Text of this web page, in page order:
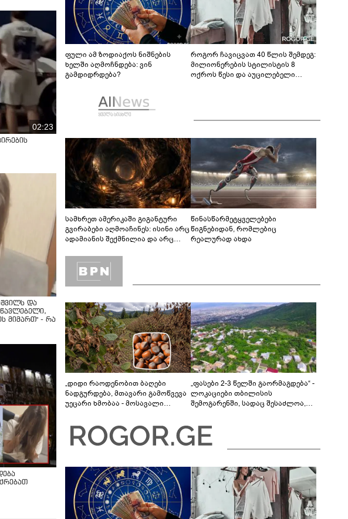
02:23
და
მიმართ" - რა
ფული ამ ზოდიაქოს ნიშნების
ხელში აღმოჩნდება: ვინ
გამდიდრდება?
როგორ ჩავიცვათ 40 წლის შემდეგ:
მილიონერების სტილისტის 8
ოქროს წესი და აუცილებელი
სამხრეთ ამერიკაში გიგანტური
გვირაბები აღმოაჩინეს: ისინი არც
ადამიანის შექმნილია და არც
ლაბირინთები?
წინასწარმეტყველებები
წიგნებიდან, რომლებიც
რეალურად ახდა
„დიდი რაოდენობით ბაღები
ნადგურდება, მთავარი გამოწვევა
უეცარი ხმობაა - მოსავალი
„ფასები 2-3 წელში გაორმაგდება“ -
ლოკაციები თბილისის
შემოგარენში, სადაც შესაძლოა,